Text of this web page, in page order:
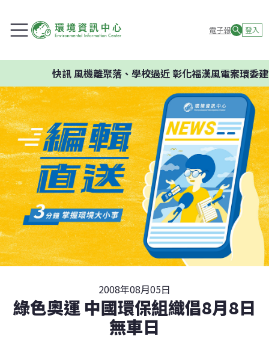
電子報 登入
快訊風機離聚落、學校過近 彰化福漢風電案環委建
2008年08月05日
綠色奧運 中國環保組織倡8月8日
無車日